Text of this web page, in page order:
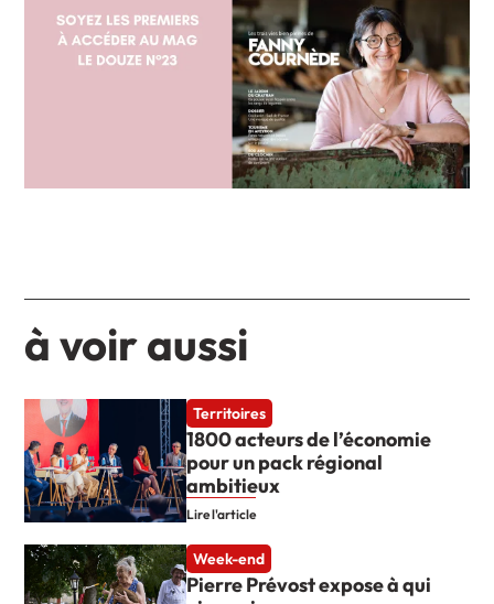
à voir aussi
Territoires
1800 acteurs de l’économie
pour un pack régional
ambitieux
Lire l'article
Week-end
Pierre Prévost expose à qui